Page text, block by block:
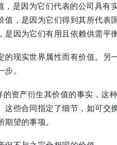
，是因为它们代表的公司具有
，是因为它们得到其所代表
因为它们有用且依赖供需平衡
现实世界属性而有价值。另
。
资产衍生其价值的事实，这
些合同指定了细节，如可交
望的事项。